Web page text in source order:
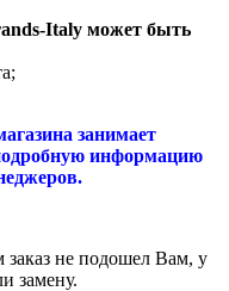
Italy может быть
занимает
информацию
не подошел Вам, у
замену.